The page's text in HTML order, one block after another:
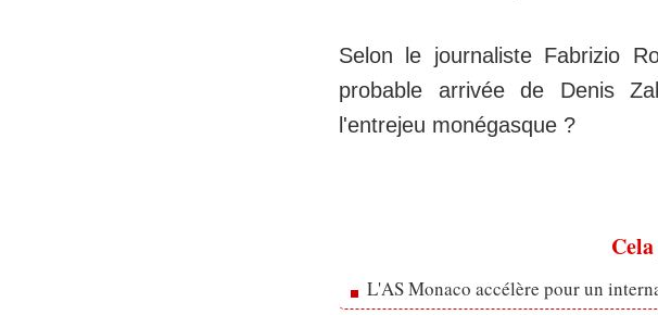
Selon le journaliste Fabrizio
probable arrivée de Denis
l'entrejeu monégasque ?
L'AS Monaco accélère pour un